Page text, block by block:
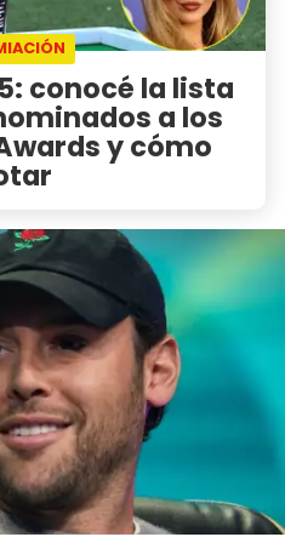
conocé la lista
a los
y cómo